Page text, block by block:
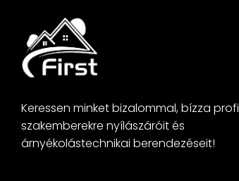
Keressen minket bizalommal, bízza profi
szakemberekre nyílászáróit és
árnyékolástechnikai berendezéseit!